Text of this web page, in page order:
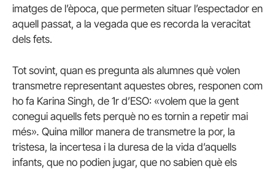
imatges de l’època, que permeten situar l’espectador en
aquell passat, a la vegada que es recorda la veracitat
dels fets.
Tot sovint, quan es pregunta als alumnes què volen
transmetre representant aquestes obres, responen com
ho fa Karina Singh, de 1r d’ESO: «volem que la gent
conegui aquells fets perquè no es tornin a repetir mai
més». Quina millor manera de transmetre la por, la
tristesa, la incertesa i la duresa de la vida d’aquells
infants, que no podien jugar, que no sabien què els